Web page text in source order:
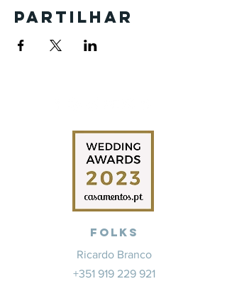
Partilhar
Folks
Ricardo Branco
+351 919 229 921